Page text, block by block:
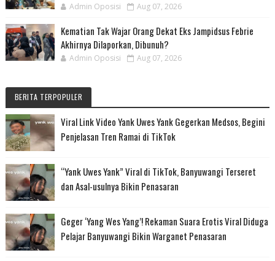
Admin Oposisi Aug 07, 2026
Kematian Tak Wajar Orang Dekat Eks Jampidsus Febrie
Akhirnya Dilaporkan, Dibunuh?
Admin Oposisi Aug 07, 2026
BERITA TERPOPULER
Viral Link Video Yank Uwes Yank Gegerkan Medsos, Begini
Penjelasan Tren Ramai di TikTok
“Yank Uwes Yank” Viral di TikTok, Banyuwangi Terseret
dan Asal-usulnya Bikin Penasaran
Geger ‘Yang Wes Yang’! Rekaman Suara Erotis Viral Diduga
Pelajar Banyuwangi Bikin Warganet Penasaran